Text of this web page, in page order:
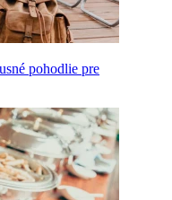
pohodlie pre